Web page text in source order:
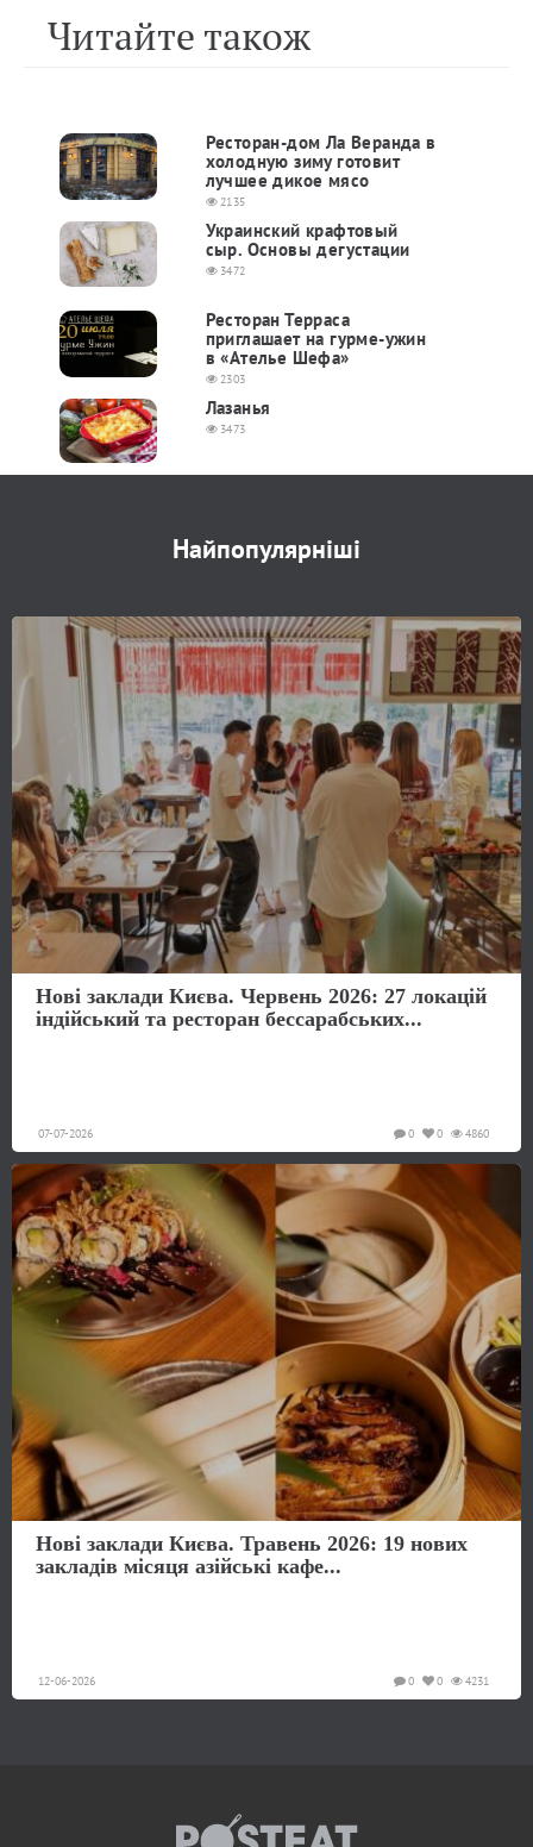
Читайте також
Ресторан-дом Ла Веранда в
холодную зиму готовит
лучшее дикое мясо
2135
Украинский крафтовый
сыр. Основы дегустации
3472
Ресторан Терраса
приглашает на гурме-ужин
в «Ателье Шефа»
2303
Лазанья
3473
Найпопулярніші
Нові заклади Києва. Червень 2026: 27 локацій
індійський та ресторан бессарабських...
07-07-2026 4860
0
0
Нові заклади Києва. Травень 2026: 19 нових
закладів місяця азійські кафе...
12-06-2026 4231
0
0